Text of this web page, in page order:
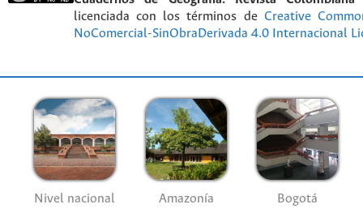
licenciada con los términos de Creative
NoComercial-SinObraDerivada 4.0 Internacional
Nivel nacional Amazonía Bogotá